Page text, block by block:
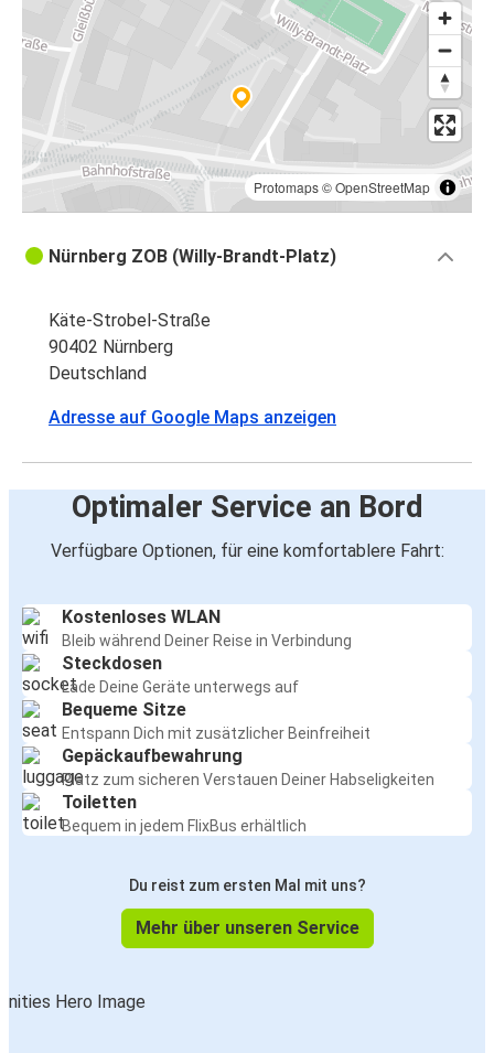
Protomaps©OpenStreetMap
Nürnberg ZOB (Willy-Brandt-Platz)
Käte-Strobel-Straße
90402 Nürnberg
Deutschland
Adresse auf Google Maps anzeigen
Optimaler Service an Bord
Verfügbare Optionen, für eine komfortablere Fahrt:
Kostenloses WLAN
Bleib während Deiner Reise in Verbindung
Steckdosen
Lade Deine Geräte unterwegs auf
Bequeme Sitze
Entspann Dich mit zusätzlicher Beinfreiheit
Gepäckaufbewahrung
Platz zum sicheren Verstauen Deiner Habseligkeiten
Toiletten
Bequem in jedem FlixBus erhältlich
Du reist zum ersten Mal mit uns?
Mehr über unseren Service